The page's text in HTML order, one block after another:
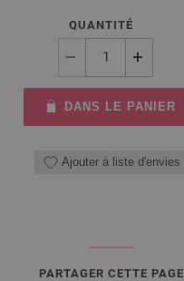
QUANTITÉ
DANS LE PANIER
Ajouter à liste d'envies
PARTAGER CETTE PAGE